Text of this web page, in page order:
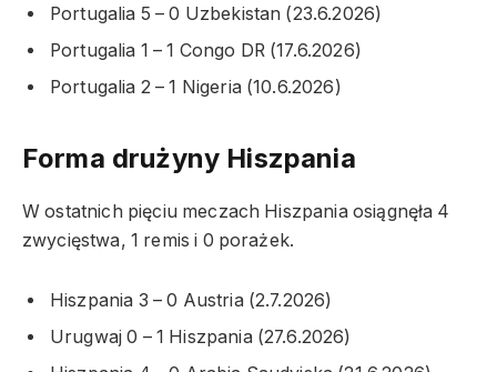
Portugalia 5 – 0 Uzbekistan (23.6.2026)
Portugalia 1 – 1 Congo DR (17.6.2026)
Portugalia 2 – 1 Nigeria (10.6.2026)
Forma drużyny Hiszpania
W ostatnich pięciu meczach Hiszpania osiągnęła 4
zwycięstwa, 1 remis i 0 porażek.
Hiszpania 3 – 0 Austria (2.7.2026)
Urugwaj 0 – 1 Hiszpania (27.6.2026)